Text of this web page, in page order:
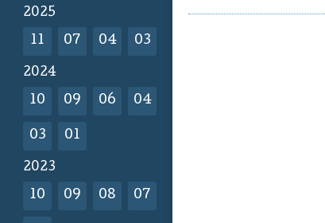
2025
11 07 04 03
2024
10 09 06 04
03 01
2023
10 09 08 07